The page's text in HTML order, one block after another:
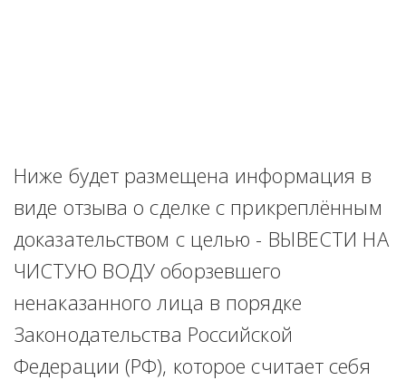
Ниже будет размещена информация в
виде отзыва о сделке с прикреплённым
доказательством с целью - ВЫВЕСТИ НА
ЧИСТУЮ ВОДУ оборзевшего
ненаказанного лица в порядке
Законодательства Российской
Федерации (РФ), которое считает себя